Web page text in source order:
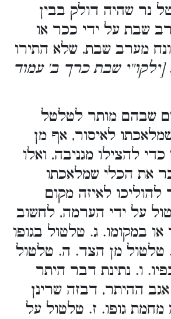
נר שהיה דולק בבין
שבת על ידי ככר או
מערב שבת, שלא התירו
[ילקו''י שבת כרך ב' עמוד
שבהם מותר לטלטל
לאיסור, אף מן
להצילו מגניבה, ואלו
את הכלי שמלאכתו
להוליכו לאיזה מקום
על ידי הערמה, לחשוב
במקומו. ג. טלטול בגופו
טלטול מן הצד. ה. טלטול
ו. נתינת דבר היתר
ההיתר, דבזה שרינן
גופו. ז. טלטול על